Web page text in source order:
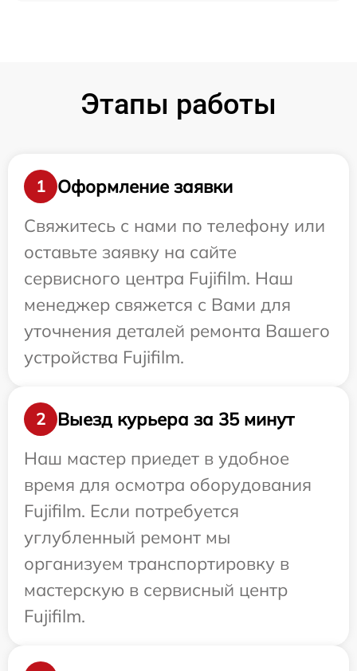
Этапы работы
1
Оформление заявки
Свяжитесь с нами по телефону или
оставьте заявку на сайте
сервисного центра Fujifilm. Наш
менеджер свяжется с Вами для
уточнения деталей ремонта Вашего
устройства Fujifilm.
2
Выезд курьера за 35 минут
Наш мастер приедет в удобное
время для осмотра оборудования
Fujifilm. Если потребуется
углубленный ремонт мы
организуем транспортировку в
мастерскую в сервисный центр
Fujifilm.